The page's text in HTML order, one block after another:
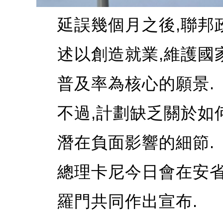
延誤幾個月之後,聯邦
述以創造就業,維護國
普及率為核心的願景.
不過,計劃缺乏關於如
潛在負面影響的細節.
總理卡尼今日會在安
羅門共同作出宣布.